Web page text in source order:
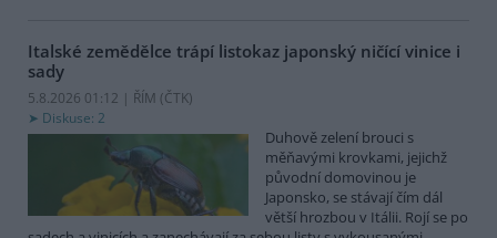
Italské zemědělce trápí listokaz japonský ničící vinice i
sady
5.8.2026 01:12 | ŘÍM (ČTK)
Diskuse: 2
Duhově zelení brouci s
měňavými krovkami, jejichž
původní domovinou je
Japonsko, se stávají čím dál
větší hrozbou v Itálii. Rojí se po